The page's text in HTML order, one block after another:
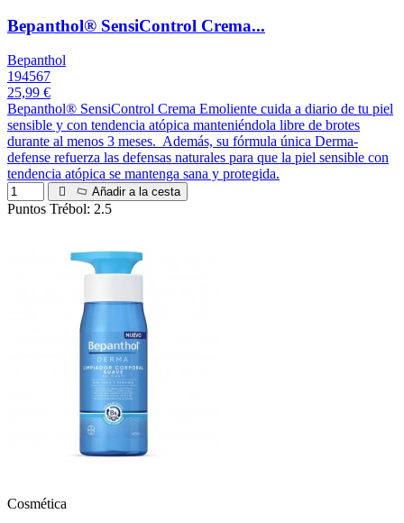
Bepanthol® SensiControl Crema...
Bepanthol
194567
25,99 €
Bepanthol® SensiControl Crema Emoliente cuida a diario de tu piel
sensible y con tendencia atópica manteniéndola libre de brotes
durante al menos 3 meses. Además, su fórmula única Derma-
defense refuerza las defensas naturales para que la piel sensible con
tendencia atópica se mantenga sana y protegida.
Añadir a la cesta
Puntos Trébol: 2.5
Cosmética